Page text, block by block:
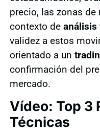
precio, las zonas de
contexto de análisis
validez a estos
orientado a un
confirmación del
mercado.
Vídeo: Top 3
Técnicas